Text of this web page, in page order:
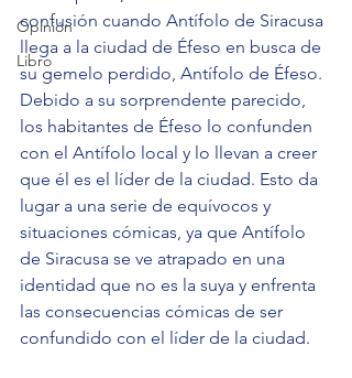
Opinión
Libro
confusión cuando Antífolo de Siracusa
llega a la ciudad de Éfeso en busca de
su gemelo perdido, Antífolo de Éfeso.
Debido a su sorprendente parecido,
los habitantes de Éfeso lo confunden
con el Antífolo local y lo llevan a creer
que él es el líder de la ciudad. Esto da
lugar a una serie de equívocos y
situaciones cómicas, ya que Antífolo
de Siracusa se ve atrapado en una
identidad que no es la suya y enfrenta
las consecuencias cómicas de ser
confundido con el líder de la ciudad.